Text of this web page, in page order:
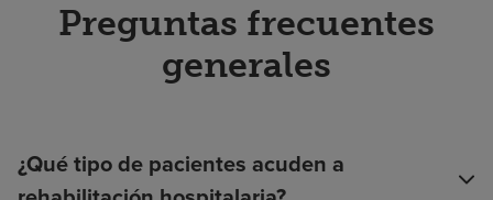
Preguntas frecuentes
generales
¿Qué tipo de pacientes acuden a